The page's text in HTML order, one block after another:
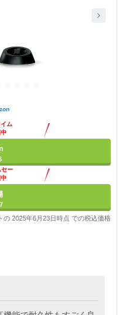
ム
セー
2025年6月23日時点 での税込価格